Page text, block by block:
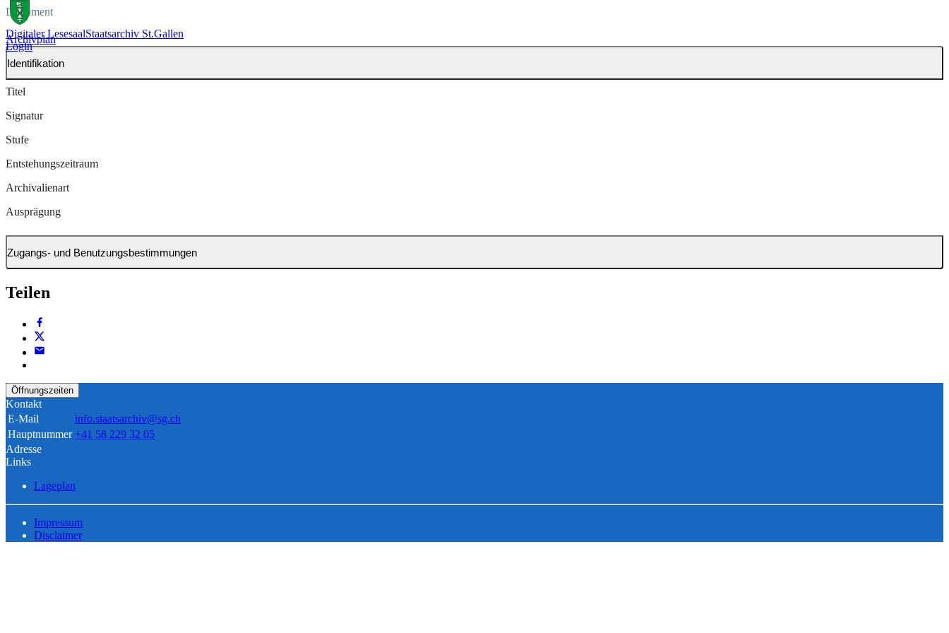
Digitaler LesesaalStaatsarchiv St.Gallen
Login
Dokument
Archivplan
Identifikation
Titel
Signatur
Stufe
Entstehungszeitraum
Archivalienart
Ausprägung
Zugangs- und Benutzungsbestimmungen
Teilen
Öffnungszeiten
Kontakt
E-Mail
info.staatsarchiv@sg.ch
Hauptnummer +41 58 229 32 05
Adresse
Links
Lageplan
Impressum
Disclaimer